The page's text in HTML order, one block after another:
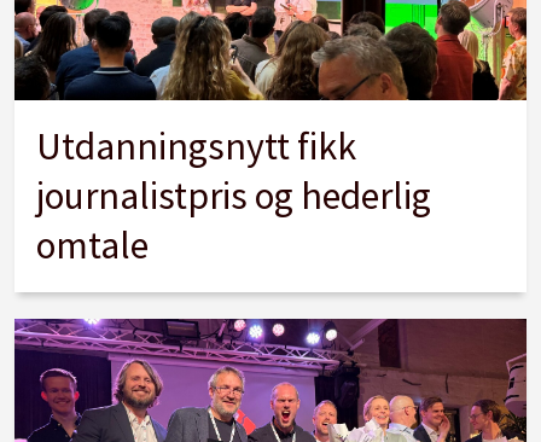
Utdanningsnytt fikk
journalistpris og hederlig
omtale